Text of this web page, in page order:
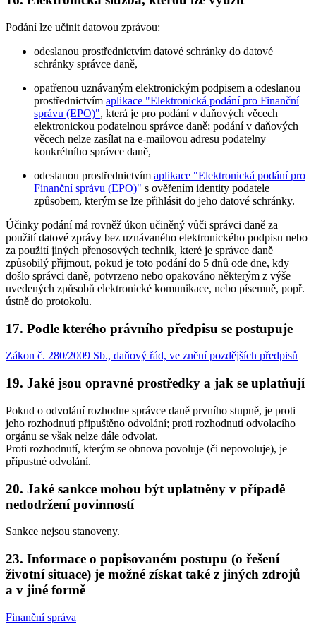
Podání lze učinit datovou zprávou:
odeslanou prostřednictvím datové schránky do datové
schránky správce daně,
opatřenou uznávaným elektronickým podpisem a odeslanou
prostřednictvím aplikace "Elektronická podání pro Finanční
správu (EPO)", která je pro podání v daňových věcech
elektronickou podatelnou správce daně; podání v daňových
věcech nelze zasílat na e-mailovou adresu podatelny
konkrétního správce daně,
odeslanou prostřednictvím aplikace "Elektronická podání pro
Finanční správu (EPO)" s ověřením identity podatele
způsobem, kterým se lze přihlásit do jeho datové schránky.
Účinky podání má rovněž úkon učiněný vůči správci daně za
použití datové zprávy bez uznávaného elektronického podpisu nebo
za použití jiných přenosových technik, které je správce daně
způsobilý přijmout, pokud je toto podání do 5 dnů ode dne, kdy
došlo správci daně, potvrzeno nebo opakováno některým z výše
uvedených způsobů elektronické komunikace, nebo písemně, popř.
ústně do protokolu.
17. Podle kterého právního předpisu se postupuje
Zákon č. 280/2009 Sb., daňový řád, ve znění pozdějších předpisů
19. Jaké jsou opravné prostředky a jak se uplatňují
Pokud o odvolání rozhodne správce daně prvního stupně, je proti
jeho rozhodnutí připuštěno odvolání; proti rozhodnutí odvolacího
orgánu se však nelze dále odvolat.
Proti rozhodnutí, kterým se obnova povoluje (či nepovoluje), je
přípustné odvolání.
20. Jaké sankce mohou být uplatněny v případě
nedodržení povinností
Sankce nejsou stanoveny.
23. Informace o popisovaném postupu (o řešení
životní situace) je možné získat také z jiných zdrojů
a v jiné formě
Finanční správa